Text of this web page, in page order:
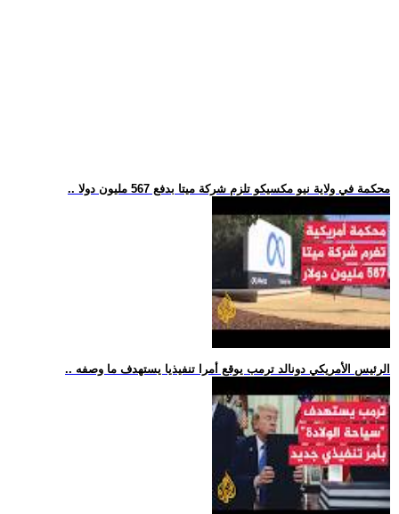
.. محكمة في ولاية نيو مكسيكو تلزم شركة ميتا بدفع 567 مليون دولا
.. الرئيس الأمريكي دونالد ترمب يوقع أمرا تنفيذيا يستهدف ما وصفه